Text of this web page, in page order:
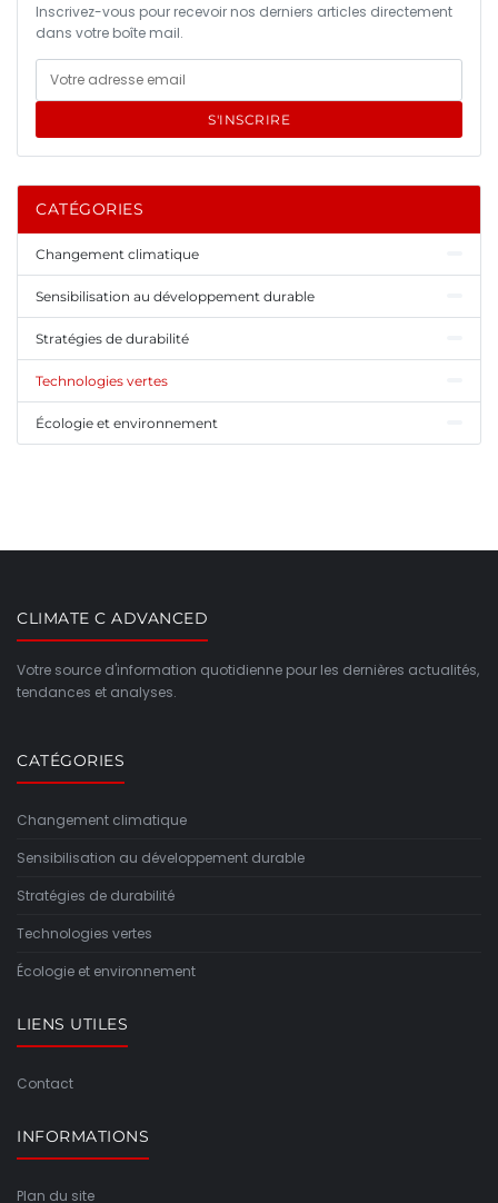
Inscrivez-vous pour recevoir nos derniers articles directement
dans votre boîte mail.
S'INSCRIRE
CATÉGORIES
Changement climatique
Sensibilisation au développement durable
Stratégies de durabilité
Technologies vertes
Écologie et environnement
CLIMATE C ADVANCED
Votre source d'information quotidienne pour les dernières actualités,
tendances et analyses.
CATÉGORIES
Changement climatique
Sensibilisation au développement durable
Stratégies de durabilité
Technologies vertes
Écologie et environnement
LIENS UTILES
Contact
INFORMATIONS
Plan du site